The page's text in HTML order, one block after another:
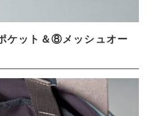
ケット＆⑧メッシュオー